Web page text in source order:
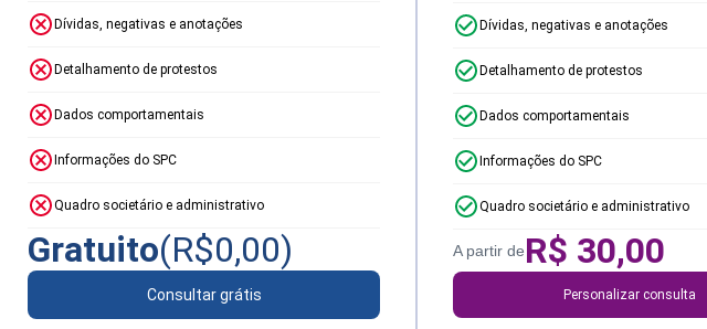
Dívidas, negativas e anotações
Detalhamento de protestos
Dados comportamentais
Informações do SPC
Quadro societário e administrativo
Gratuito(R$0,00)
Consultar grátis
Dívidas, negativas e anotações
Detalhamento de protestos
Dados comportamentais
Informações do SPC
Quadro societário e administrativo
A partir deR$ 30,00
Personalizar consulta